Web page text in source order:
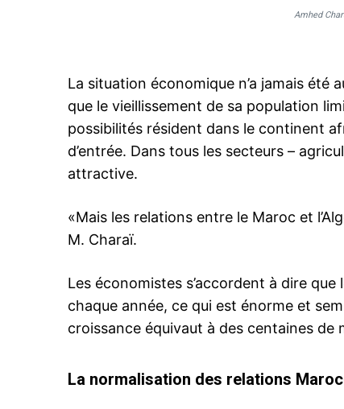
Amhed
La situation économique n’a jamais été
que le vieillissement de sa population
possibilités résident dans le continent
d’entrée. Dans tous les secteurs –
attractive.
«Mais les relations entre le Maroc et
M. Charaï.
Les économistes s’accordent à dire
chaque année, ce qui est énorme et
croissance équivaut à des centaines de
La normalisation des relations